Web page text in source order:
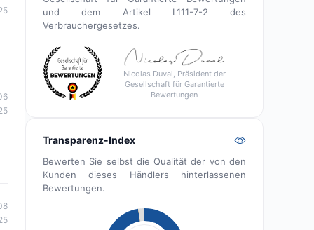
und dem Artikel L111-7-2 des
Verbrauchergesetzes.
Nicolas Duval, Präsident der
Gesellschaft für Garantierte
Bewertungen
Transparenz-Index
Bewerten Sie selbst die Qualität der von den
Kunden dieses Händlers hinterlassenen
Bewertungen.